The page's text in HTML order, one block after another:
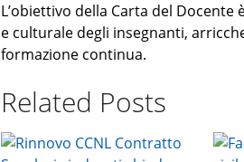
L’obiettivo della Carta del
e culturale degli insegnanti,
formazione continua.
Related Posts